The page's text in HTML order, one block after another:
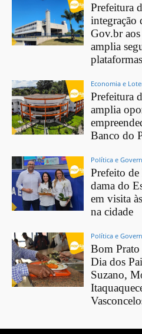
Prefeitura
Gov.br
amplia
plataformas
Economia e
Prefeitura
amplia
Banco do
Política e
Prefeito de
dama do
em visita
na cidade
Política e
Bom Prato
Dia dos
Suzano,